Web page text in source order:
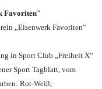
Favoriten"
„Eisenwerk Favoriten“
in Sport Club „Freiheit X“
Sport Tagblatt, vom
Rot-Weiß;